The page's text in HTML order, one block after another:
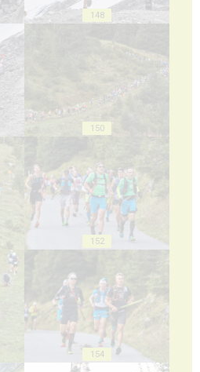
148
150
152
154